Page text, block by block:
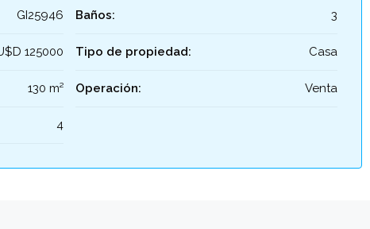
GI25946
125000
130 m²
4
Baños: 3
Tipo de propiedad: Casa
Operación: Venta